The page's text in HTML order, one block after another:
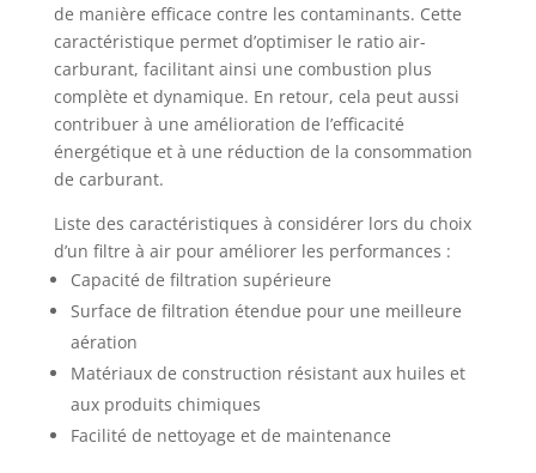
de manière efficace contre les contaminants. Cette
caractéristique permet d’optimiser le ratio air-
carburant, facilitant ainsi une combustion plus
complète et dynamique. En retour, cela peut aussi
contribuer à une amélioration de l’efficacité
énergétique et à une réduction de la consommation
de carburant.
Liste des caractéristiques à considérer lors du choix
d’un filtre à air pour améliorer les performances :
Capacité de filtration supérieure
Surface de filtration étendue pour une meilleure
aération
Matériaux de construction résistant aux huiles et
aux produits chimiques
Facilité de nettoyage et de maintenance